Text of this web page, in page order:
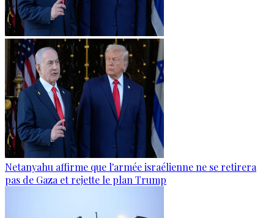
Netanyahu affirme que l'armée israélienne ne se retirera
pas de Gaza et rejette le plan Trump